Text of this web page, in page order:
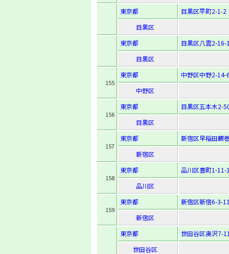
東京都
目黒区平町2-1-2
目黒区
東京都
目黒区八雲2-16-
目黒区
155
東京都
中野区中野2-14-
中野区
156
東京都
目黒区五本木2-
目黒区
157
東京都
新宿区早稲田鶴
新宿区
158
東京都
品川区豊町1-11-
品川区
159
東京都
新宿区新宿6-3-
新宿区
東京都
世田谷区奥沢7-
世田谷区